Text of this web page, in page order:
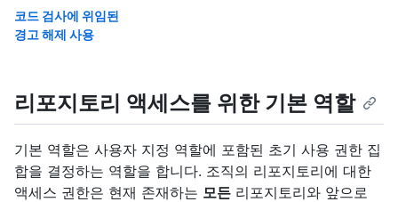
코드 검사에 위임된
경고 해제 사용
리포지토리 액세스를 위한 기본 역할
기본 역할은 사용자 지정 역할에 포함된 초기 사용 권한 집
합을 결정하는 역할을 합니다. 조직의 리포지토리에 대한
액세스 권한은 현재 존재하는 모든 리포지토리와 앞으로